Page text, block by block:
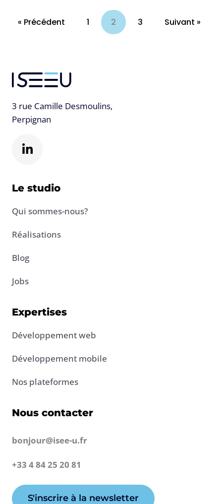
« Précédent 1 2 3 Suivant »
3 rue Camille Desmoulins,
Perpignan
i
e
i
-
n
Le studio
Qui sommes-nous?
Réalisations
Blog
Jobs
Expertises
Développement web
Développement mobile
Nos plateformes
Nous contacter
bonjour@isee-u.fr
+33 4 84 25 20 81
S'inscrire à la newsletter